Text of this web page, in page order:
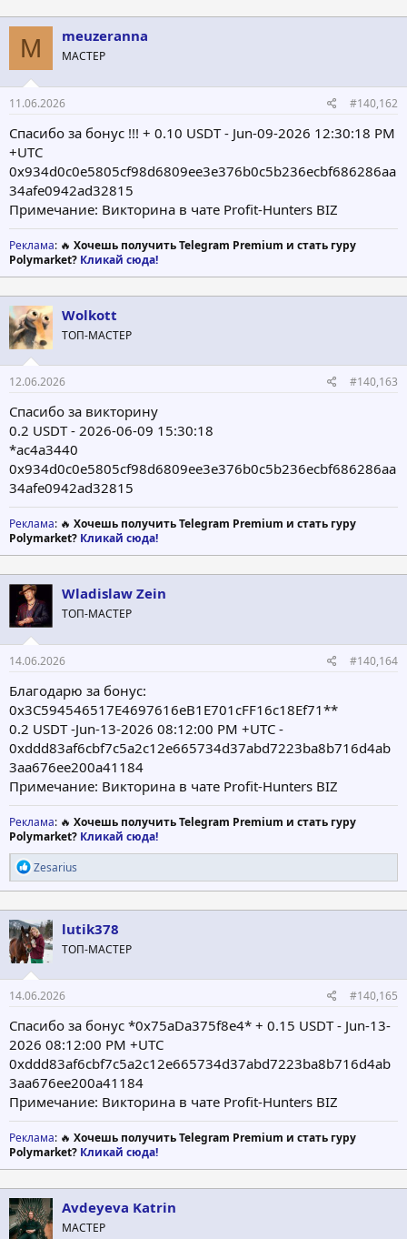
M meuzeranna
МАСТЕР
11.06.2026 #140,162
Спасибо за бонус !!! + 0.10 USDT - Jun-09-2026 12:30:18 PM
+UTC
0x934d0c0e5805cf98d6809ee3e376b0c5b236ecbf686286aa
34afe0942ad32815
Примечание: Викторина в чате Profit-Hunters BIZ
Реклама: 🔥 Хочешь получить Telegram Premium и стать гуру
Polymarket? Кликай сюда!
Wolkott
ТОП-МАСТЕР
12.06.2026 #140,163
Спасибо за викторину
0.2 USDT - 2026-06-09 15:30:18
*ac4a3440
0x934d0c0e5805cf98d6809ee3e376b0c5b236ecbf686286aa
34afe0942ad32815
Реклама: 🔥 Хочешь получить Telegram Premium и стать гуру
Polymarket? Кликай сюда!
Wladislaw Zein
ТОП-МАСТЕР
14.06.2026 #140,164
Благодарю за бонус:
0x3C594546517E4697616eB1E701cFF16c18Ef71**
0.2 USDT -Jun-13-2026 08:12:00 PM +UTC -
0xddd83af6cbf7c5a2c12e665734d37abd7223ba8b716d4ab
3aa676ee200a41184
Примечание: Викторина в чате Profit-Hunters BIZ
Реклама: 🔥 Хочешь получить Telegram Premium и стать гуру
Polymarket? Кликай сюда!
Р
е
а
к
ц
и
и
:
Zesarius
lutik378
ТОП-МАСТЕР
14.06.2026 #140,165
Спасибо за бонус *0x75aDa375f8e4* + 0.15 USDT - Jun-13-
2026 08:12:00 PM +UTC
0xddd83af6cbf7c5a2c12e665734d37abd7223ba8b716d4ab
3aa676ee200a41184
Примечание: Викторина в чате Profit-Hunters BIZ
Реклама: 🔥 Хочешь получить Telegram Premium и стать гуру
Polymarket? Кликай сюда!
Avdeyeva Katrin
МАСТЕР